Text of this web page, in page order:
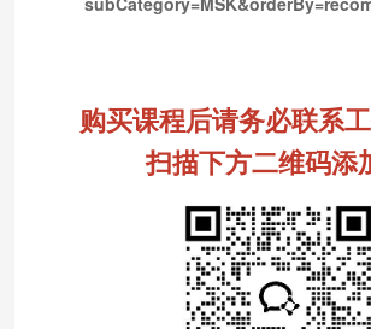
购买课程后请务必联系
扫描下方二维码添